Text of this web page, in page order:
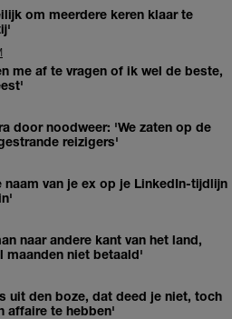
om meerdere keren klaar te
me af te vragen of ik wel de beste,
door noodweer: 'We zaten op de
reizigers'
van je ex op je LinkedIn-tijdlijn
naar andere kant van het land,
maanden niet betaald'
uit den boze, dat deed je niet, toch
affaire te hebben'